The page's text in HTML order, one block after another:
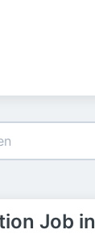
Job in